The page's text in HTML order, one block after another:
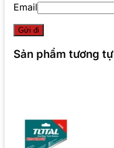
Email
Sản phẩm tương tự